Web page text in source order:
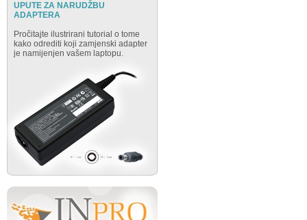
UPUTE ZA NARUDŽBU
ADAPTERA
Pročitajte ilustrirani tutorial o tome
kako odrediti koji zamjenski adapter
je namijenjen vašem laptopu.